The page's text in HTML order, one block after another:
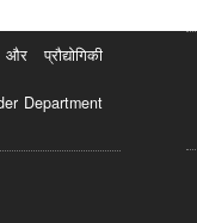
प्रौद्योगिकी
Department